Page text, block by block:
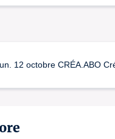
12 octobre CRÉA.ABO